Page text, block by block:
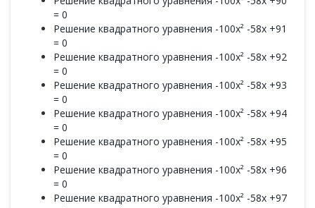
= 0
Решение квадратного уравнения -100x² -58x +91
= 0
Решение квадратного уравнения -100x² -58x +92
= 0
Решение квадратного уравнения -100x² -58x +93
= 0
Решение квадратного уравнения -100x² -58x +94
= 0
Решение квадратного уравнения -100x² -58x +95
= 0
Решение квадратного уравнения -100x² -58x +96
= 0
Решение квадратного уравнения -100x² -58x +97